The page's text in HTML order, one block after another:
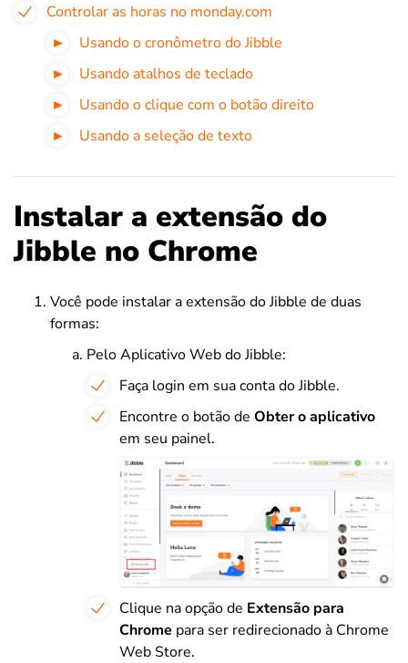
Controlar as horas no monday.com
Usando o cronômetro do Jibble
Usando atalhos de teclado
Usando o clique com o botão direito
Usando a seleção de texto
Instalar a extensão do
Jibble no Chrome
Você pode instalar a extensão do Jibble de duas
formas:
Pelo Aplicativo Web do Jibble:
Faça login em sua conta do Jibble.
Encontre o botão de Obter o aplicativo
em seu painel.
Clique na opção de Extensão para
Chrome para ser redirecionado à Chrome
Web Store.